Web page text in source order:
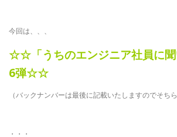
今回は、、、
☆☆「うちのエンジニア社員に聞
6弾☆☆
（バックナンバーは最後に記載いたしますのでそち
・・・